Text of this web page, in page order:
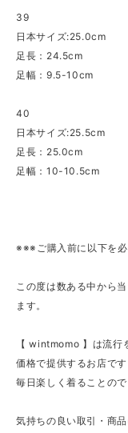
39
日本サイズ:25.0cm
足長：24.5cm
足幅：9.5-10cm
40
日本サイズ:25.5cm
足長：25.0cm
足幅：10-10.5cm
※※※ご購入前に以下を
この度は数ある中から
ます。
【 wintmomo 】は流行
価格で提供するお店です
毎日楽しく着ることの
気持ちの良い取引・商